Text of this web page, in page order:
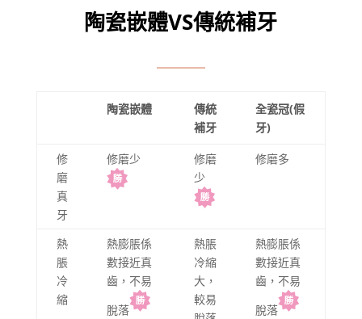
陶瓷嵌體VS傳統補牙
陶瓷嵌體
傳統
補牙
全瓷冠(假
牙)
修
磨
真
牙
修磨少
修磨
少
修磨多
熱
脹
冷
縮
熱膨脹係
數接近真
齒，不易
脫落
熱脹
冷縮
大，
較易
熱膨脹係
數接近真
齒，不易
脫落